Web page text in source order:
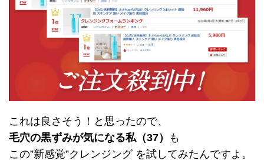
これは良さそう！と思ったので、
毛穴の黒ずみが気になる私（37）
も
この”新感覚”クレンジング を試してみたんですよ。